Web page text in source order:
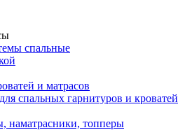
спальные
и матрасов
спальных гарнитуров и кроватей
наматрасники, топперы